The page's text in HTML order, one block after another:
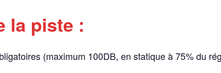
la piste :
(maximum 100DB, en statique à 75% du